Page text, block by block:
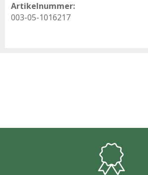
Artikelnummer:
003-05-1016217